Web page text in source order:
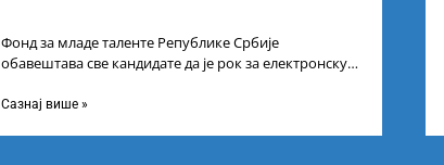
Фонд за младе таленте Републике Србије
обавештава све кандидате да је рок за електронску
Сазнај више »